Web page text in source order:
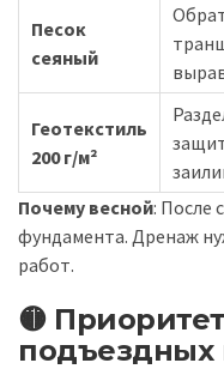
Песок
сеяный
Геотекстиль
200 г/м²
Почему весной: После
фундамента. Дренаж
работ.
🟡
подъездных